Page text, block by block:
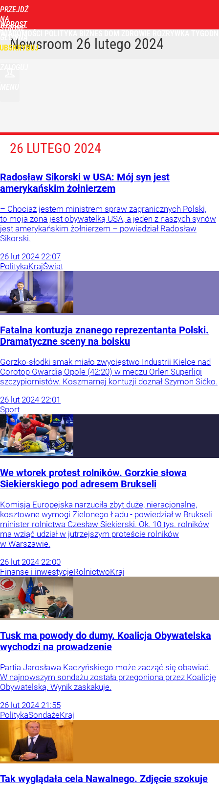
PRZEJDŹ
NA
STRONĘ
GŁÓWNĄ
WPROST
Newsroom 26 lutego 2024
26 LUTEGO 2024
Radosław Sikorski w USA: Mój syn jest
amerykańskim żołnierzem
– Chociaż jestem ministrem spraw zagranicznych Polski,
to moja żona jest obywatelką USA, a jeden z naszych synów
jest amerykańskim żołnierzem – powiedział Radosław
Sikorski.
26 lut 2024 22:07
PolitykaKrajŚwiat
Fatalna kontuzja znanego reprezentanta Polski.
Dramatyczne sceny na boisku
Gorzko-słodki smak miało zwycięstwo Industrii Kielce nad
Corotop Gwardią Opole (42:20) w meczu Orlen Superligi
szczypiornistów. Koszmarnej kontuzji doznał Szymon Sićko.
26 lut 2024 22:01
Sport
We wtorek protest rolników. Gorzkie słowa
Siekierskiego pod adresem Brukseli
Komisja Europejska narzuciła zbyt duże, nieracjonalne,
kosztowne wymogi Zielonego Ładu - powiedział w Brukseli
minister rolnictwa Czesław Siekierski. Ok. 10 tys. rolników
ma wziąć udział w jutrzejszym proteście rolników
w Warszawie.
26 lut 2024 22:00
Finanse i inwestycjeRolnictwoKraj
Tusk ma powody do dumy. Koalicja Obywatelska
wychodzi na prowadzenie
Partia Jarosława Kaczyńskiego może zacząć się obawiać.
W najnowszym sondażu została przegoniona przez Koalicję
Obywatelską. Wynik zaskakuje.
26 lut 2024 21:55
PolitykaSondażeKraj
Tak wyglądała cela Nawalnego. Zdjęcie szokuje